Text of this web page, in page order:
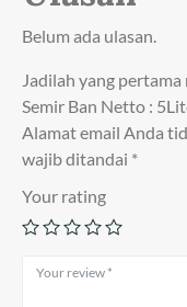
Belum ada ulasan.
Jadilah yang
Semir Ban Netto :
Alamat email Anda
wajib ditandai *
Your rating